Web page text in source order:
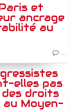
et
ancrage
au
…
elles pas
droits
au Moyen-